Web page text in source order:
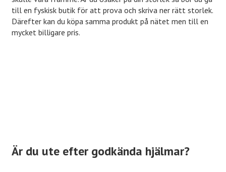
till en fyskisk butik för att prova och skriva ner rätt storlek.
Därefter kan du köpa samma produkt på nätet men till en
mycket billigare pris.
Är du ute efter godkända hjälmar?